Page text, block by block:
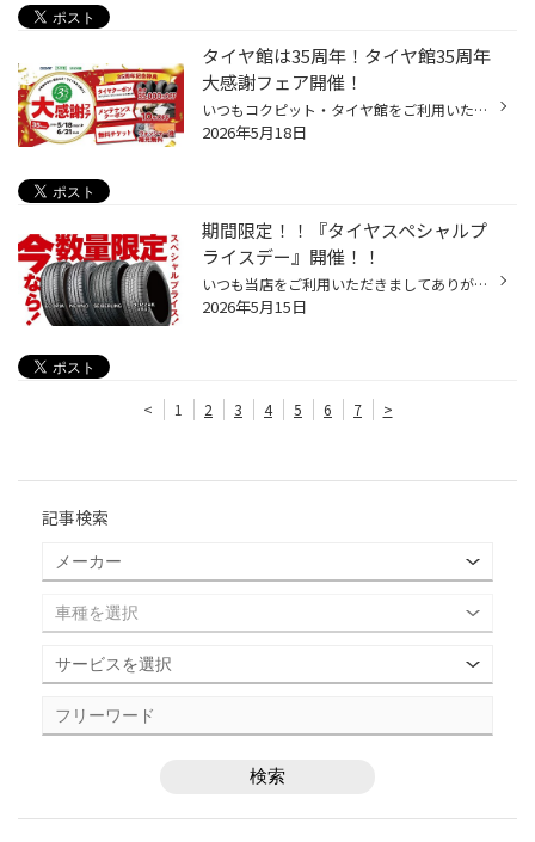
タイヤ館は35周年！タイヤ館35周年
大感謝フェア開催！
いつもコクピット・タイヤ館をご利用いただき、誠にありがとうございます！ 多くのお客様に支えられて、タイヤ館は35周年を迎えることが出来ました。 これからもお客様の安全・安心なカーライフを全力でサポートしてまいりますので、 引き続きタイヤ館をよろしくお願いいたします。 35周年を迎えた...
2026年5月18日
期間限定！！『タイヤスペシャルプ
ライスデー』開催！！
いつも当店をご利用いただきましてありがとうございます。 5/15(金)～5/24(日)まで、コクピット・タイヤ館におきまして、 期間限定！ サイズ限定！！ 数量限定！！！ お得にお買い求めいただける、「タイヤスペシャルプライスデー」がスタートします！ お得なタイヤのご紹介！！ ワゴンR、N-BOX、タ...
2026年5月15日
< 1 2 3 4 5 6 7 >
記事検索